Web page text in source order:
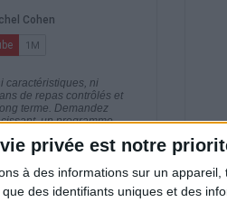
privée est notre
à des informations sur un appareil,
des identifiants uniques et des
caractéristiques, ni
de repas contrôlés et
terme. Demandez
un programme